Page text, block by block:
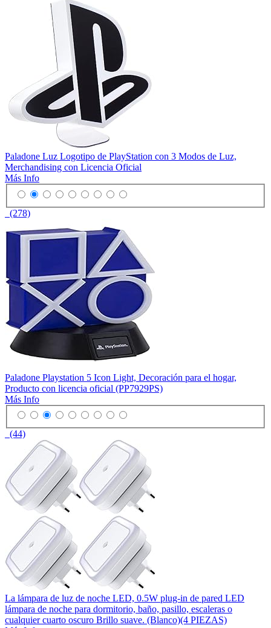
Paladone Luz Logotipo de PlayStation con 3 Modos de Luz,
Merchandising con Licencia Oficial
Más Info
(278)
Paladone Playstation 5 Icon Light, Decoración para el hogar,
Producto con licencia oficial (PP7929PS)
Más Info
(44)
La lámpara de luz de noche LED, 0.5W plug-in de pared LED
lámpara de noche para dormitorio, baño, pasillo, escaleras o
cualquier cuarto oscuro Brillo suave. (Blanco)(4 PIEZAS)